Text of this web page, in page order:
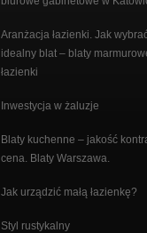
Aranżacja łazienki. Jak
idealny blat – blaty
łazienki
Inwestycja w żaluzje
Blaty kuchenne – jakość
cena. Blaty Warszawa.
Jak urządzić małą łazienkę?
Styl rustykalny